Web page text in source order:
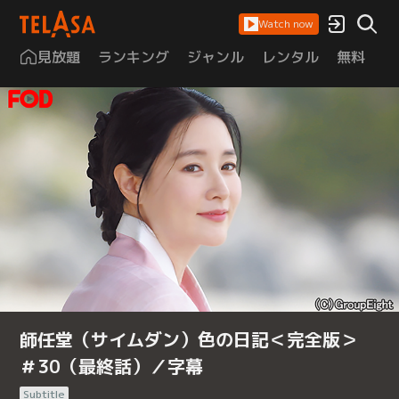
Watch now
見放題 ランキング ジャンル レンタル 無料
師任堂（サイムダン）色の日記＜完全版＞
＃30（最終話）／字幕
Subtitle